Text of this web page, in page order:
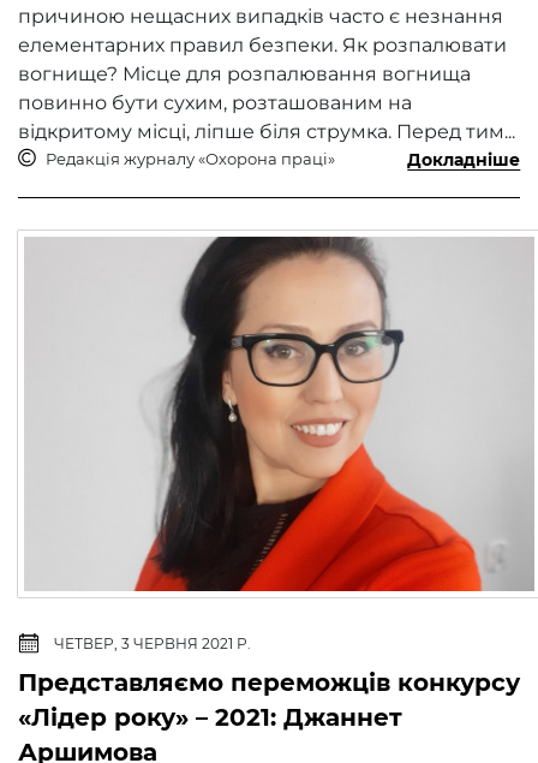
причиною нещасних випадків часто є незнання
елементарних правил безпеки. Як розпалювати
вогнище? Місце для розпалювання вогнища
повинно бути сухим, розташованим на
відкритому місці, ліпше біля струмка. Перед тим...
Редакція журналу «Охорона праці» Докладніше
ЧЕТВЕР, 3 ЧЕРВНЯ 2021 Р.
Представляємо переможців конкурсу
«Лідер року» – 2021: Джаннет
Аршимова